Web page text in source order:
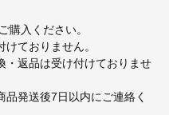
購入ください。
ておりません。
・返品は受け付けておりませ
発送後7日以内にご連絡く